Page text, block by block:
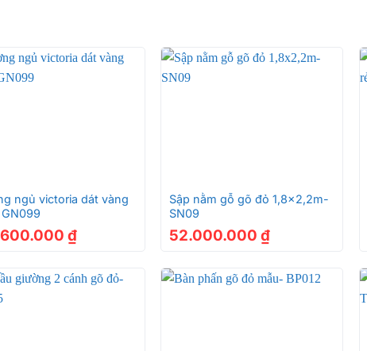
ngủ victoria dát vàng
GN099
₫
Sập nằm gỗ gõ đỏ 1,8×2,2m-
SN09
52.000.000₫